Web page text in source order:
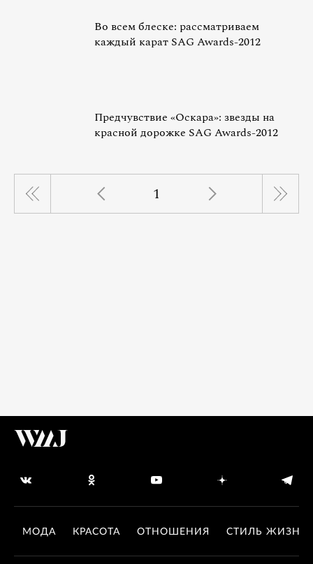
Во всем блеске: рассматриваем
каждый карат SAG Awards-2012
Предчувствие «Оскара»: звезды на
красной дорожке SAG Awards-2012
1
МОДА КРАСОТА ОТНОШЕНИЯ СТИЛЬ ЖИЗНИ